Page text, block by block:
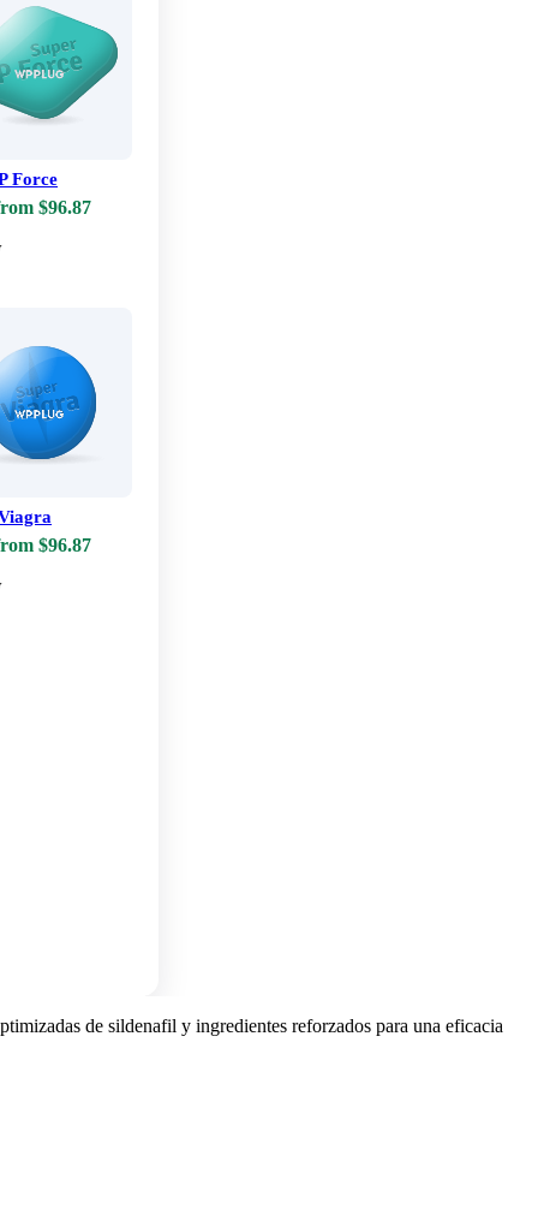
Force
$96.87
$96.87
de sildenafil y ingredientes reforzados para una eficacia